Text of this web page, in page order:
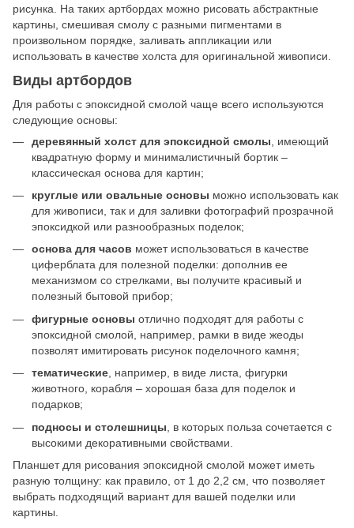
рисунка. На таких артбордах можно рисовать абстрактные
картины, смешивая смолу с разными пигментами в
произвольном порядке, заливать аппликации или
использовать в качестве холста для оригинальной живописи.
Виды артбордов
Для работы с эпоксидной смолой чаще всего используются
следующие основы:
деревянный холст для эпоксидной смолы , имеющий
квадратную форму и минималистичный бортик –
классическая основа для картин;
круглые или овальные основы можно использовать как
для живописи, так и для заливки фотографий прозрачной
эпоксидкой или разнообразных поделок;
основа для часов может использоваться в качестве
циферблата для полезной поделки: дополнив ее
механизмом со стрелками, вы получите красивый и
полезный бытовой прибор;
фигурные основы отлично подходят для работы с
эпоксидной смолой, например, рамки в виде жеоды
позволят имитировать рисунок поделочного камня;
тематические , например, в виде листа, фигурки
животного, корабля – хорошая база для поделок и
подарков;
подносы и столешницы , в которых польза сочетается с
высокими декоративными свойствами.
Планшет для рисования эпоксидной смолой может иметь
разную толщину: как правило, от 1 до 2,2 см, что позволяет
выбрать подходящий вариант для вашей поделки или
картины.